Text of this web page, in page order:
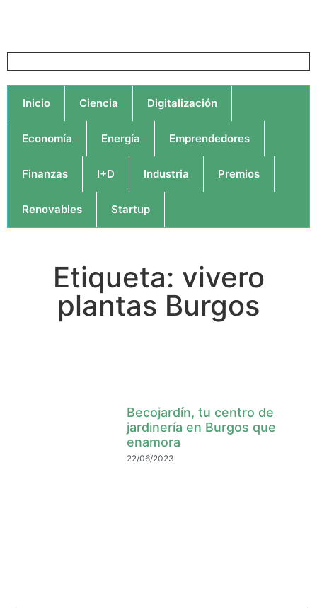
Inicio Ciencia Digitalización
Economía Energía Emprendedores
Finanzas I+D Industria Premios
Renovables Startup
Etiqueta: vivero
plantas Burgos
Becojardín, tu centro de
jardinería en Burgos que
enamora
22/06/2023